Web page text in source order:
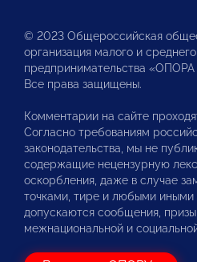
© 2023 Общероссийская
организация малого и среднего
предпринимательства
Все права защищены.
Комментарии на сайте
Согласно требованиям
законодательства, мы не
содержащие нецензурную
оскорбления, даже в случае
точками, тире и любыми
допускаются сообщения,
межнациональной и